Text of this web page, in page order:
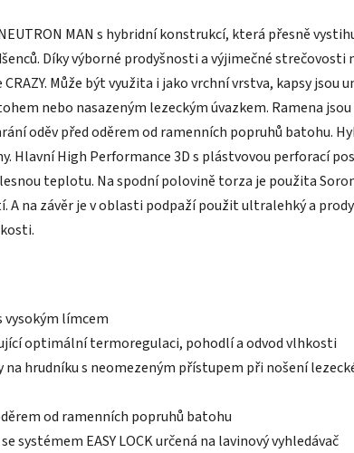
MAN s hybridní konstrukcí, která přesně
Díky výborné prodyšnosti a výjimečné
Může být využita i jako vrchní vrstva, kapsy jsou
nebo nasazeným lezeckým úvazkem. Ramena
oděv před oděrem od ramenních popruhů batohu.
Hlavní High Performance 3D s plástvovou perforací
teplotu. Na spodní polovině torza je použita
na závěr je v oblasti podpaží použit ultralehký a
vysokým límcem
optimální termoregulaci, pohodlí a odvod vlhkosti
na hrudníku s neomezeným přístupem při nošení
od ramenních popruhů batohu
systémem EASY LOCK určená na lavinový vyhledávač